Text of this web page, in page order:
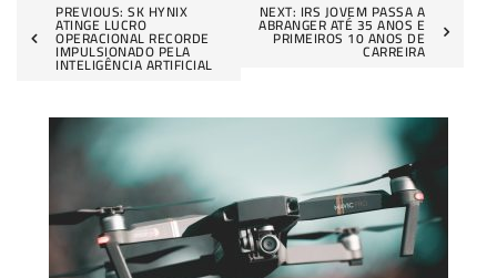
Navegação
de
PREVIOUS: SK HYNIX
ATINGE LUCRO
OPERACIONAL RECORDE
IMPULSIONADO PELA
INTELIGÊNCIA ARTIFICIAL
NEXT: IRS JOVEM PASSA A
ABRANGER ATÉ 35 ANOS E
PRIMEIROS 10 ANOS DE
CARREIRA